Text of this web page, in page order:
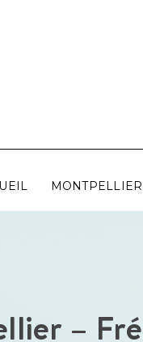
MONTPELLIER
–